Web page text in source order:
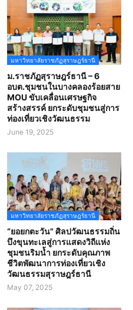
มหาวิทยาลัยราชภัฏสุราษฎร์ธานี
ม.ราชภัฏสุราษฎร์ธานี – 6
อบต.ชุมชนในบางคลองร้อยสาย
MOU ขับเคลื่อนเศรษฐกิจ
สร้างสรรค์ ยกระดับชุมชนสู่การ
ท่องเที่ยวเชิงวัฒนธรรม
June 19, 2025
มหาวิทยาลัยราชภัฏสุราษฎร์ธานี
“ยอยกตะวัน” ศิลปวัฒนธรรมถิ่น
บึงขุนทะเลสู่การแสดงวิถีแห่ง
ชุมชนริมน้ำ ยกระดับคุณภาพ
ชีวิตพัฒนาการท่องเที่ยวเชิง
วัฒนธรรมสุราษฎร์ธานี
May 07, 2025